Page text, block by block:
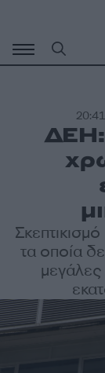
περιεχόμενο
20:41
ΔΕΗ:
τα οποία